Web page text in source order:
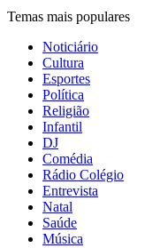
Temas mais populares
Noticiário
Cultura
Esportes
Política
Religião
Infantil
DJ
Comédia
Rádio Colégio
Entrevista
Natal
Saúde
Música